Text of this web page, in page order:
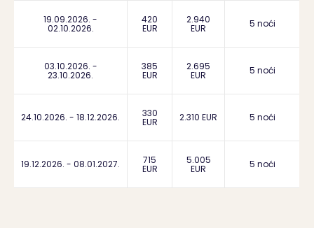
19.09.2026. -
02.10.2026.
420
EUR
2.940
EUR 5 noći
03.10.2026. -
23.10.2026.
385
EUR
2.695
EUR 5 noći
24.10.2026. - 18.12.2026. 330
EUR 2.310 EUR 5 noći
19.12.2026. - 08.01.2027. 715
EUR
5.005
EUR 5 noći